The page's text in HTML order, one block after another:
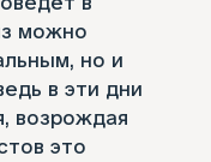
можно
но и
в эти дни
возрождая
это